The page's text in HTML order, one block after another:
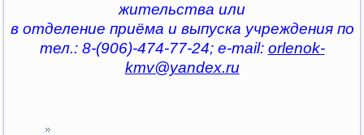
жительства или
в отделение приёма и выпуска учреждения по
тел.: 8-(906)-474-77-24; e-mail: orlenok-
kmv@yandex.ru